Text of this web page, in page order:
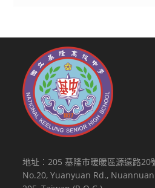
地址：205 基隆市暖暖區源遠路20
No.20, Yuanyuan Rd.,